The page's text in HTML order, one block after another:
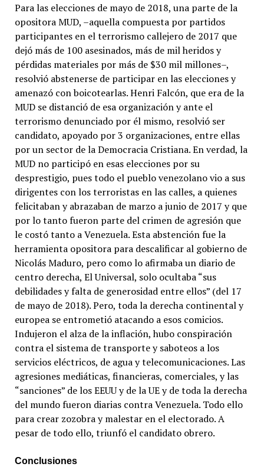
Para las elecciones de mayo de 2018, una parte de la
opositora MUD, –aquella compuesta por partidos
participantes en el terrorismo callejero de 2017 que
dejó más de 100 asesinados, más de mil heridos y
pérdidas materiales por más de $30 mil millones–,
resolvió abstenerse de participar en las elecciones y
amenazó con boicotearlas. Henri Falcón, que era de la
MUD se distanció de esa organización y ante el
terrorismo denunciado por él mismo, resolvió ser
candidato, apoyado por 3 organizaciones, entre ellas
por un sector de la Democracia Cristiana. En verdad, la
MUD no participó en esas elecciones por su
desprestigio, pues todo el pueblo venezolano vio a sus
dirigentes con los terroristas en las calles, a quienes
felicitaban y abrazaban de marzo a junio de 2017 y que
por lo tanto fueron parte del crimen de agresión que
le costó tanto a Venezuela. Esta abstención fue la
herramienta opositora para descalificar al gobierno de
Nicolás Maduro, pero como lo afirmaba un diario de
centro derecha, El Universal, solo ocultaba “sus
debilidades y falta de generosidad entre ellos” (del 17
de mayo de 2018). Pero, toda la derecha continental y
europea se entrometió atacando a esos comicios.
Indujeron el alza de la inflación, hubo conspiración
contra el sistema de transporte y saboteos a los
servicios eléctricos, de agua y telecomunicaciones. Las
agresiones mediáticas, financieras, comerciales, y las
“sanciones” de los EEUU y de la UE y de toda la derecha
del mundo fueron diarias contra Venezuela. Todo ello
para crear zozobra y malestar en el electorado. A
pesar de todo ello, triunfó el candidato obrero.
Conclusiones